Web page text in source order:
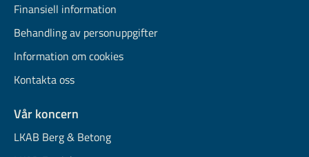
Finansiell information
Behandling av personuppgifter
Information om cookies
Kontakta oss
Vår koncern
LKAB Berg & Betong